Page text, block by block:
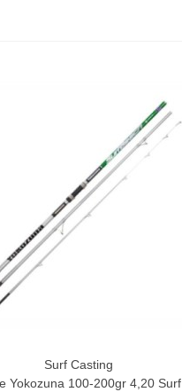
WarenkorbSurf Casting
Yokozuna 100-200gr 4,20 Surf